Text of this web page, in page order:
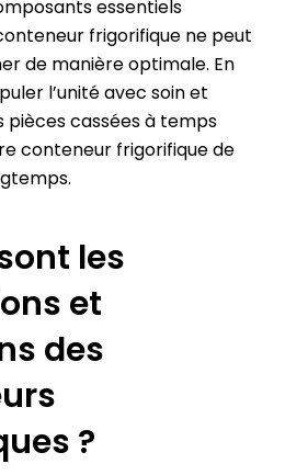
essentiels
frigorifique ne peut
de manière optimale. En
l’unité avec soin et
cassées à temps
conteneur frigorifique de
les
et
des
?